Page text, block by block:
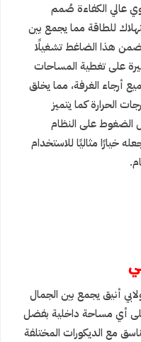
عالي الكفاءة صُمم
للطاقة مما يجمع بين
يضمن هذا الضاغط تشغيلًا
على تغطية المساحات
أرجاء الغرفة، مما يخلق
الحرارة كما يتميز
الضغوط على النظام
خيارًا مثاليًا للاستخدام
أنيق يجمع بين الجمال
أي مساحة داخلية بفضل
مع الديكورات المختلفة